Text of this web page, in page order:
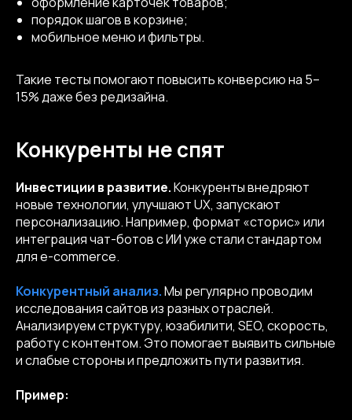
порядок шагов в корзине;
мобильное меню и фильтры.
Такие тесты помогают повысить конверсию на 5–
15% даже без редизайна.
Конкуренты не спят
Инвестиции в развитие.Конкуренты внедряют
новые технологии, улучшают UX, запускают
персонализацию. Например, формат «сторис» или
интеграция чат-ботов с ИИ уже стали стандартом
для e-commerce.
Конкурентный анализ.Мы регулярно проводим
исследования сайтов из разных отраслей.
Анализируем структуру, юзабилити, SEO, скорость,
работу с контентом. Это помогает выявить сильные
и слабые стороны и предложить пути развития.
Пример: